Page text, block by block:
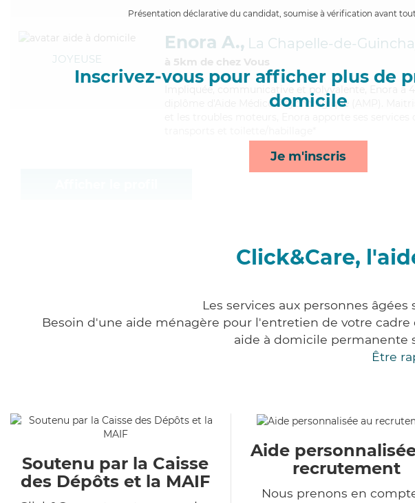
Présentation déclarative du candidat, soumise à vérification avant
Inscrivez-vous pour afficher plus de
domicile
Je m'inscris
JOYEUSE
Enora A., La Chapelle-de-
à 5km de chez Vous
Impliquée , communicative et polyvalente, Enora a
diplôme d'Aide Médico-Psychologique (AMP).
Click&Care,
Les services aux personnes
Besoin d'une aide ménagère pour l'entretien de votre
aide à domicile permanente
Être
Soutenu par la Caisse
des Dépôts et la MAIF
Aide
recrutement
Nous prenons en